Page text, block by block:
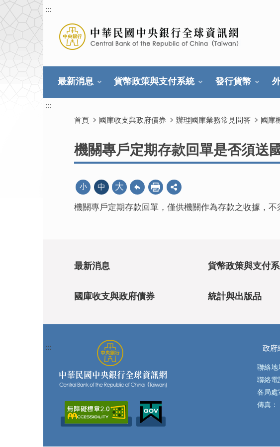
:::
最新消息 貨幣政策與支付系統 發行貨幣
:::
首頁 國庫收支與政府債券 辦理國庫業務常見問答 國庫
機關專戶定期存款回單是否須送
小 中 大
機關專戶定期存款回單，僅供機關作為存款之收據，不
最新消息 貨幣政策與支付
國庫收支與政府債券 統計與出版品
::: 政府
聯絡地
聯絡電
各局處
傳真：